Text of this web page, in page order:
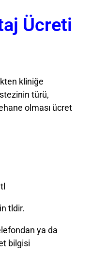
Ücreti
kliniğe
türü,
olması ücret
tldir.
ya da
bilgisi